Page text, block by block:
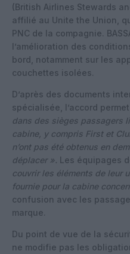
(British Airlines Stewards
affilié au Unite the Union,
PNC de la compagnie.
l’amélioration des
bord, notamment sur les
couchettes isolées.
D’après des documents
spécialisée, l’accord
dans des sièges passagers
cabine, y compris First et
n’ont pas été obtenus en
déplacer ». Les équipages
couvrir les éléments de leur
fournie pour la cabine
confusion avec les
marque.
Du point de vue de la
ne modifie pas les